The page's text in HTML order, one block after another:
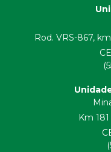
Rod. VRS-867,
Km